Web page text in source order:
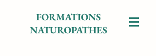
FORMATIONS
NATUROPATHES